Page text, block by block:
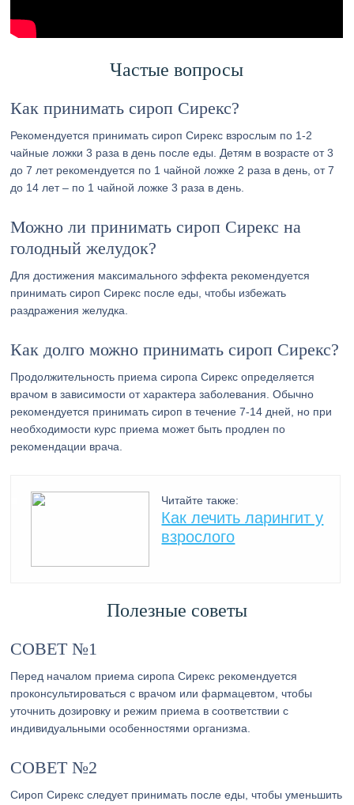
Частые вопросы
Как принимать сироп Сирекс?
Рекомендуется принимать сироп Сирекс взрослым по 1-2
чайные ложки 3 раза в день после еды. Детям в возрасте от 3
до 7 лет рекомендуется по 1 чайной ложке 2 раза в день, от 7
до 14 лет – по 1 чайной ложке 3 раза в день.
Можно ли принимать сироп Сирекс на
голодный желудок?
Для достижения максимального эффекта рекомендуется
принимать сироп Сирекс после еды, чтобы избежать
раздражения желудка.
Как долго можно принимать сироп Сирекс?
Продолжительность приема сиропа Сирекс определяется
врачом в зависимости от характера заболевания. Обычно
рекомендуется принимать сироп в течение 7-14 дней, но при
необходимости курс приема может быть продлен по
рекомендации врача.
Читайте также:
Как лечить ларингит у
взрослого
Полезные советы
СОВЕТ №1
Перед началом приема сиропа Сирекс рекомендуется
проконсультироваться с врачом или фармацевтом, чтобы
уточнить дозировку и режим приема в соответствии с
индивидуальными особенностями организма.
СОВЕТ №2
Сироп Сирекс следует принимать после еды, чтобы уменьшить